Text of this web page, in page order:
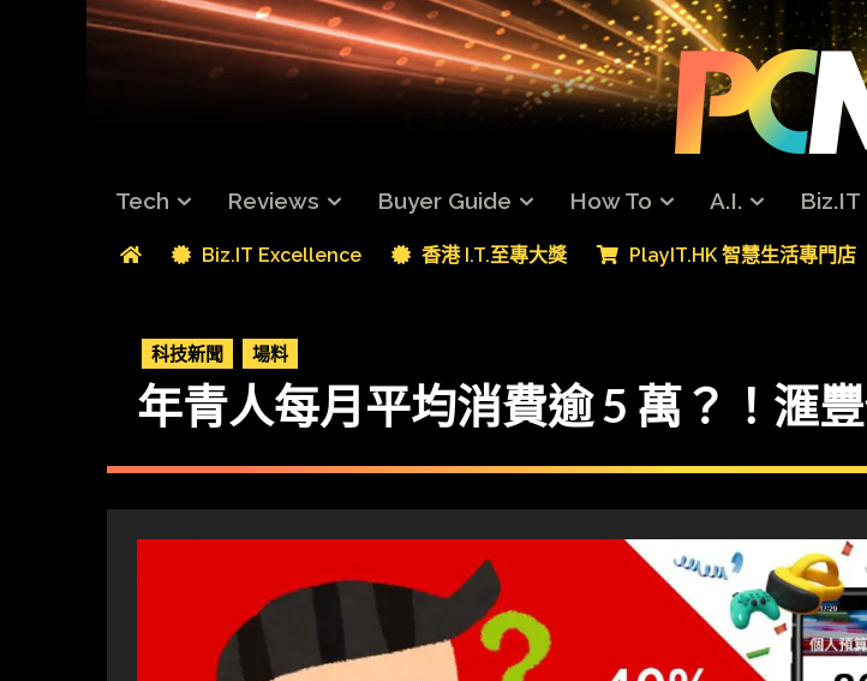
Tech Reviews Buyer Guide How To A.I. Biz.IT
Biz.IT Excellence 香港 I.T.至專大獎 PlayIT.HK 智慧生活專門店
科技新聞 場料
年青人每月平均消費逾 5 萬？！滙